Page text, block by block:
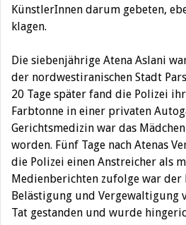
KünstlerInnen darum gebeten,
klagen.
Die siebenjährige Atena Aslani
der nordwestiranischen Stadt
20 Tage später fand die Polizei
Farbtonne in einer privaten
Gerichtsmedizin war das
worden. Fünf Tage nach Atenas
die Polizei einen Anstreicher als
Medienberichten zufolge war der
Belästigung und Vergewaltigung
Tat gestanden und wurde